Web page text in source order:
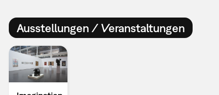
Ausstellungen / Veranstaltungen